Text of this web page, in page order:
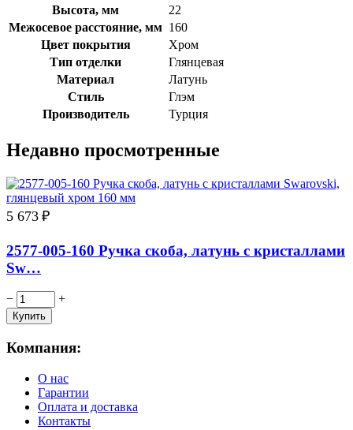
Высота, мм
22
Межосевое расстояние, мм 160
Цвет покрытия
Хром
Тип отделки
Глянцевая
Материал
Латунь
Стиль
Глэм
Производитель
Турция
Недавно просмотренные
5 673 ₽
2577-005-160 Ручка скоба, латунь с кристаллами
Sw…
− +
Компания:
О нас
Гарантии
Оплата и доставка
Контакты